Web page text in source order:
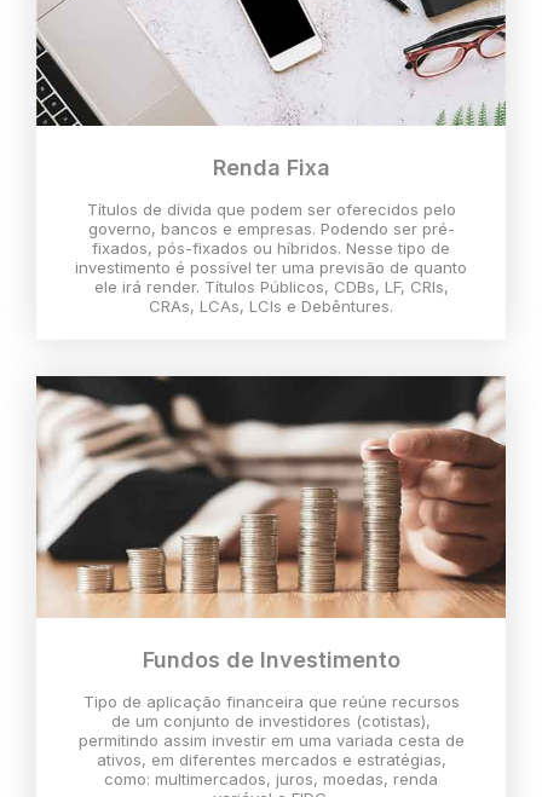
Renda Fixa
Títulos de dívida que podem ser oferecidos pelo
governo, bancos e empresas. Podendo ser pré-
fixados, pós-fixados ou híbridos. Nesse tipo de
investimento é possível ter uma previsão de quanto
ele irá render. Títulos Públicos, CDBs, LF, CRIs,
CRAs, LCAs, LCIs e Debêntures.
Fundos de Investimento
Tipo de aplicação financeira que reúne recursos
de um conjunto de investidores (cotistas),
permitindo assim investir em uma variada cesta de
ativos, em diferentes mercados e estratégias,
como: multimercados, juros, moedas, renda